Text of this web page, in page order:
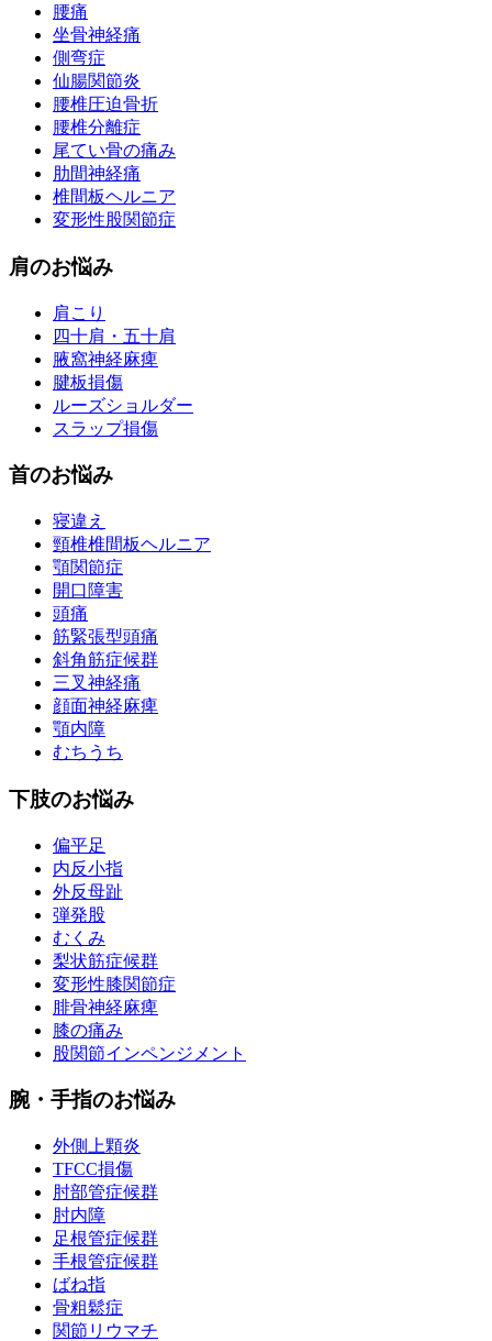
腰痛
坐骨神経痛
側弯症
仙腸関節炎
腰椎圧迫骨折
腰椎分離症
尾てい骨の痛み
肋間神経痛
椎間板ヘルニア
変形性股関節症
肩のお悩み
肩こり
四十肩・五十肩
腋窩神経麻痺
腱板損傷
ルーズショルダー
スラップ損傷
首のお悩み
寝違え
頸椎椎間板ヘルニア
顎関節症
開口障害
頭痛
筋緊張型頭痛
斜角筋症候群
三叉神経痛
顔面神経麻痺
顎内障
むちうち
下肢のお悩み
偏平足
内反小指
外反母趾
弾発股
むくみ
梨状筋症候群
変形性膝関節症
腓骨神経麻痺
膝の痛み
股関節インペンジメント
腕・手指のお悩み
外側上顆炎
TFCC損傷
肘部管症候群
肘内障
足根管症候群
手根管症候群
ばね指
骨粗鬆症
関節リウマチ